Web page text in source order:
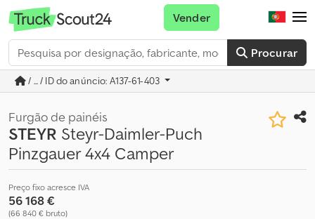
Procurar
Vender
/ ... / ID do anúncio: A137-61-403
Furgão de painéis
STEYR Steyr-Daimler-Puch
Pinzgauer 4x4 Camper
Preço fixo acresce IVA
56 168 €
(66 840 € bruto)